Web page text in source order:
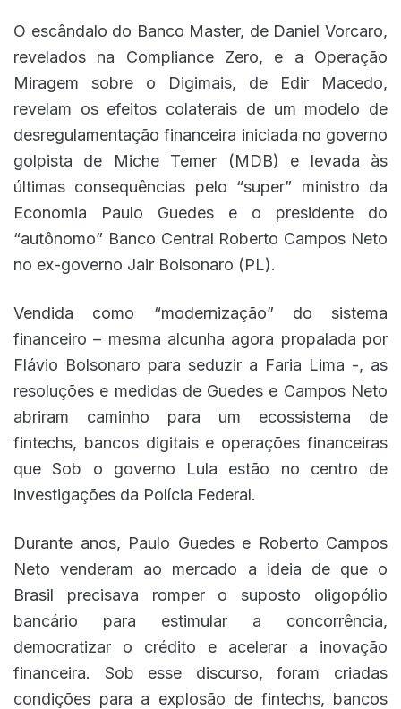
O escândalo do Banco Master, de Daniel Vorcaro,
revelados na Compliance Zero, e a Operação
Miragem sobre o Digimais, de Edir Macedo,
revelam os efeitos colaterais de um modelo de
desregulamentação financeira iniciada no governo
golpista de Miche Temer (MDB) e levada às
últimas consequências pelo “super” ministro da
Economia Paulo Guedes e o presidente do
“autônomo” Banco Central Roberto Campos Neto
no ex-governo Jair Bolsonaro (PL).
Vendida como “modernização” do sistema
financeiro – mesma alcunha agora propalada por
Flávio Bolsonaro para seduzir a Faria Lima -, as
resoluções e medidas de Guedes e Campos Neto
abriram caminho para um ecossistema de
fintechs, bancos digitais e operações financeiras
que Sob o governo Lula estão no centro de
investigações da Polícia Federal.
Durante anos, Paulo Guedes e Roberto Campos
Neto venderam ao mercado a ideia de que o
Brasil precisava romper o suposto oligopólio
bancário para estimular a concorrência,
democratizar o crédito e acelerar a inovação
financeira. Sob esse discurso, foram criadas
condições para a explosão de fintechs, bancos